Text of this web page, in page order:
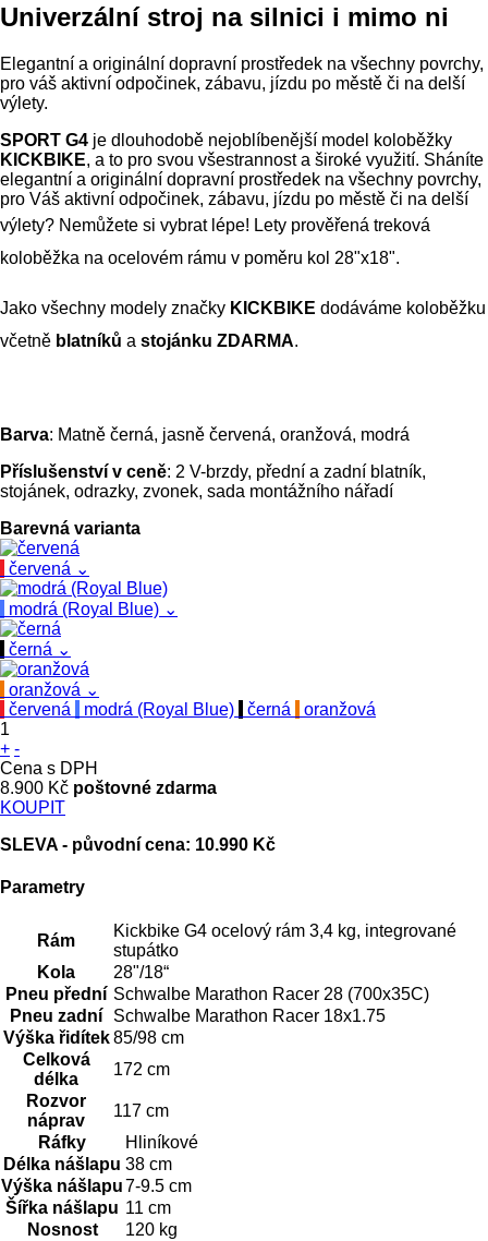
Univerzální stroj na silnici i mimo ni
Elegantní a originální dopravní prostředek na všechny povrchy,
pro váš aktivní odpočinek, zábavu, jízdu po městě či na delší
výlety.
SPORT G4 je dlouhodobě nejoblíbenější model koloběžky
KICKBIKE, a to pro svou všestrannost a široké využití. Sháníte
elegantní a originální dopravní prostředek na všechny povrchy,
pro Váš aktivní odpočinek, zábavu, jízdu po městě či na delší
výlety? Nemůžete si vybrat lépe! Lety prověřená treková
koloběžka na ocelovém rámu v poměru kol 28"x18".
Jako všechny modely značky KICKBIKE dodáváme koloběžku
včetně blatníků a stojánku ZDARMA.
Barva: Matně černá, jasně červená, oranžová, modrá
Příslušenství v ceně: 2 V-brzdy, přední a zadní blatník,
stojánek, odrazky, zvonek, sada montážního nářadí
Barevná varianta
červená ⌄
modrá (Royal Blue) ⌄
černá ⌄
oranžová ⌄
červená
modrá (Royal Blue) černá
oranžová
1
+ -
Cena s DPH
8.900 Kč poštovné zdarma
KOUPIT
SLEVA - původní cena: 10.990 Kč
Parametry
Rám
Kickbike G4 ocelový rám 3,4 kg, integrované
stupátko
Kola
28"/18“
Pneu přední Schwalbe Marathon Racer 28 (700x35C)
Pneu zadní
Schwalbe Marathon Racer 18x1.75
Výška řidítek 85/98 cm
Celková
délka
172 cm
Rozvor
náprav
117 cm
Ráfky
Hliníkové
Délka nášlapu 38 cm
Výška nášlapu7-9.5 cm
Šířka nášlapu 11 cm
Nosnost
120 kg